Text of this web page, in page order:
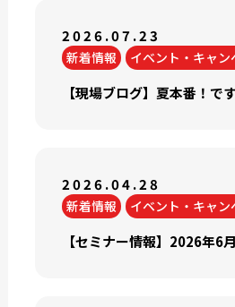
2026.07.23
新着情報 イベント・キャン
2026.04.28
新着情報 イベント・キャン
【セミナー情報】2026年6月